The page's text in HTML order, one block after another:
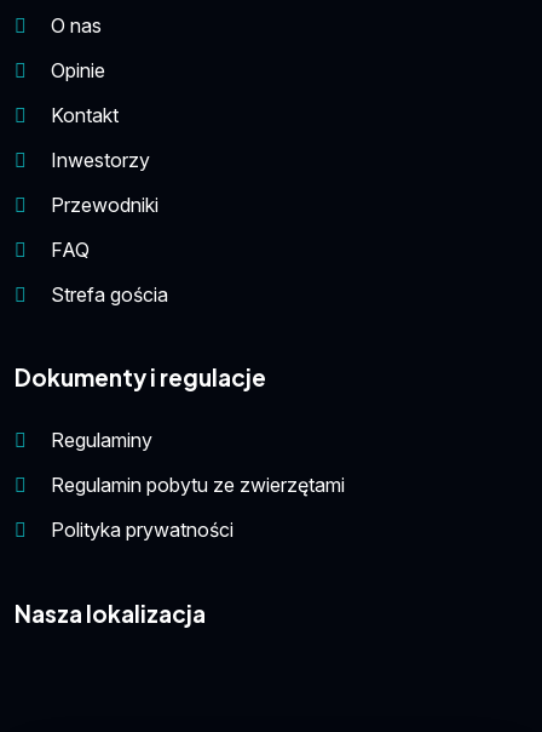
O nas
Opinie
Kontakt
Inwestorzy
Przewodniki
FAQ
Strefa gościa
Dokumenty i regulacje
Regulaminy
Regulamin pobytu ze zwierzętami
Polityka prywatności
Nasza lokalizacja